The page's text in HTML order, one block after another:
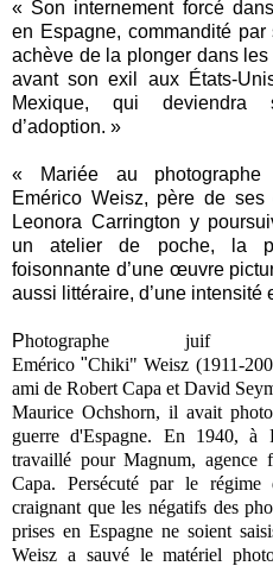
« Son internement forcé
en Espagne, commandité par
achève de la plonger dans les
avant son exil aux États-
Mexique, qui deviendra
d’adoption. »
« Mariée au photographe
Emérico Weisz, père de ses
Leonora Carrington y
un atelier de poche, la
foisonnante d’une œuvre
aussi littéraire, d’une intensité
Photographe juif
Emérico"Chiki"Weisz (1911-
ami de Robert Capa et David
Maurice Ochshorn, il avait
guerre d'Espagne. En 1940, à
travaillé pour Magnum, agence
Capa. Persécuté par le régime
craignant que les négatifs des
prises en Espagne ne soient
Weisz a sauvé le matériel